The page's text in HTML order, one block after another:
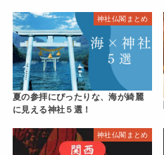
神社仏閣まとめ
夏の参拝にぴったりな、海が綺麗
に見える神社５選！
神社仏閣まとめ